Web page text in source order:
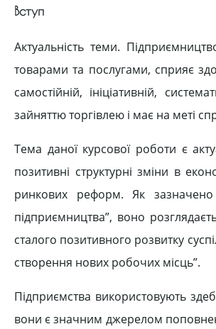
Вступ
Актуальність теми.
товарами та послугами, сприяє
самостійній, ініціативній,
зайняттю торгівлею і має на меті
Тема даної курсової роботи є
позитивні структурні зміни в
ринкових реформ. Як
підприємництва”, воно
сталого позитивного розвитку
створення нових робочих місць”.
Підприємства використовують
вони є значним джерелом